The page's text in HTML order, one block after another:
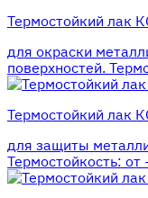
Термостойкий лак
для окраски
поверхностей.
Термостойкий лак
для защиты
Термостойкость: